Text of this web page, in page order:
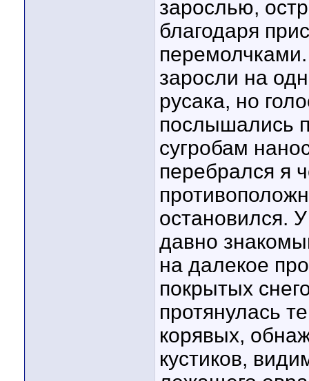
зарослью,
благодаря
заросли на
русака, но
послышались
сугробам
перебрался я
остановился.
давно
на далекое
покрытых
протянулась
корявых,
кустиков,